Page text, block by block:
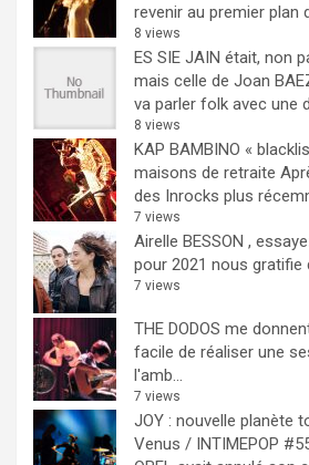
revenir au premier plan
8 views
ES SIE JAIN était, non
mais celle de Joan
va parler folk avec une
8 views
KAP BAMBINO «
maisons de retraite
des Inrocks plus
7 views
Airelle BESSON ,
pour 2021 nous gratifie
7 views
THE DODOS me
facile de réaliser une
l'amb...
7 views
JOY : nouvelle planète
Venus / INTIMEPOP